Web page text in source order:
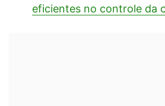
eficientes no controle da